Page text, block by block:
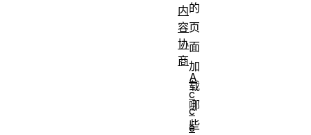
的
页
面
加
载
哪
些
内
容
协
商
A
c
c
e